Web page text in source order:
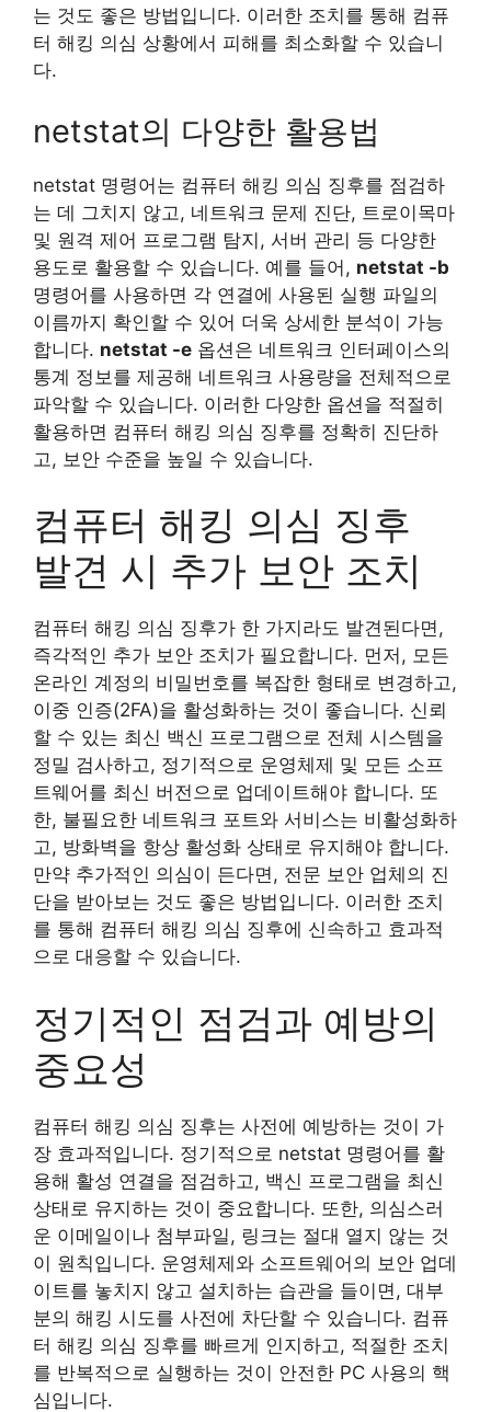
는 것도 좋은 방법입니다. 이러한 조치를 통해 컴퓨
터 해킹 의심 상황에서 피해를 최소화할 수 있습니
다.
netstat의 다양한 활용법
netstat 명령어는 컴퓨터 해킹 의심 징후를 점검하
는 데 그치지 않고, 네트워크 문제 진단, 트로이목마
및 원격 제어 프로그램 탐지, 서버 관리 등 다양한
용도로 활용할 수 있습니다. 예를 들어, netstat -b
명령어를 사용하면 각 연결에 사용된 실행 파일의
이름까지 확인할 수 있어 더욱 상세한 분석이 가능
합니다. netstat -e 옵션은 네트워크 인터페이스의
통계 정보를 제공해 네트워크 사용량을 전체적으로
파악할 수 있습니다. 이러한 다양한 옵션을 적절히
활용하면 컴퓨터 해킹 의심 징후를 정확히 진단하
고, 보안 수준을 높일 수 있습니다.
컴퓨터 해킹 의심 징후
발견 시 추가 보안 조치
컴퓨터 해킹 의심 징후가 한 가지라도 발견된다면,
즉각적인 추가 보안 조치가 필요합니다. 먼저, 모든
온라인 계정의 비밀번호를 복잡한 형태로 변경하고,
이중 인증(2FA)을 활성화하는 것이 좋습니다. 신뢰
할 수 있는 최신 백신 프로그램으로 전체 시스템을
정밀 검사하고, 정기적으로 운영체제 및 모든 소프
트웨어를 최신 버전으로 업데이트해야 합니다. 또
한, 불필요한 네트워크 포트와 서비스는 비활성화하
고, 방화벽을 항상 활성화 상태로 유지해야 합니다.
만약 추가적인 의심이 든다면, 전문 보안 업체의 진
단을 받아보는 것도 좋은 방법입니다. 이러한 조치
를 통해 컴퓨터 해킹 의심 징후에 신속하고 효과적
으로 대응할 수 있습니다.
정기적인 점검과 예방의
중요성
컴퓨터 해킹 의심 징후는 사전에 예방하는 것이 가
장 효과적입니다. 정기적으로 netstat 명령어를 활
용해 활성 연결을 점검하고, 백신 프로그램을 최신
상태로 유지하는 것이 중요합니다. 또한, 의심스러
운 이메일이나 첨부파일, 링크는 절대 열지 않는 것
이 원칙입니다. 운영체제와 소프트웨어의 보안 업데
이트를 놓치지 않고 설치하는 습관을 들이면, 대부
분의 해킹 시도를 사전에 차단할 수 있습니다. 컴퓨
터 해킹 의심 징후를 빠르게 인지하고, 적절한 조치
를 반복적으로 실행하는 것이 안전한 PC 사용의 핵
심입니다.